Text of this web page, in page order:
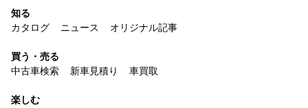
知る
カタログ
ニュース オリジナル記事
買う・売る
中古車検索
新車見積り 車買取
楽しむ